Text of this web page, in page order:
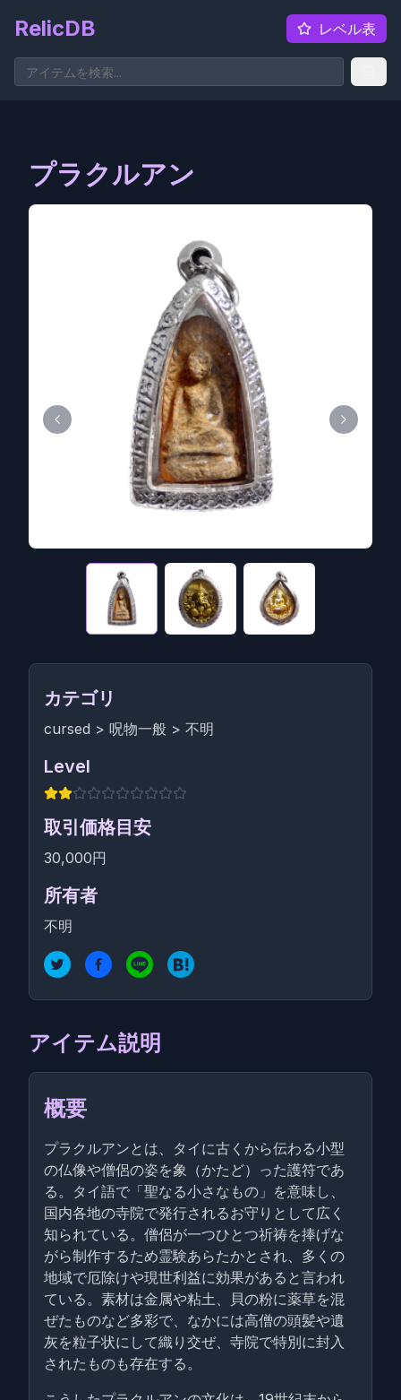
RelicDB レベル表
プラクルアン
カテゴリ
cursed > 呪物一般 > 不明
Level
取引価格目安
30,000円
所有者
不明
アイテム説明
概要
プラクルアンとは、タイに古くから伝わる小型
の仏像や僧侶の姿を象（かたど）った護符であ
る。タイ語で「聖なる小さなもの」を意味し、
国内各地の寺院で発行されるお守りとして広く
知られている。僧侶が一つひとつ祈祷を捧げな
がら制作するため霊験あらたかとされ、多くの
地域で厄除けや現世利益に効果があると言われ
ている。素材は金属や粘土、貝の粉に薬草を混
ぜたものなど多彩で、なかには高僧の頭髪や遺
灰を粒子状にして織り交ぜ、寺院で特別に封入
されたものも存在する。